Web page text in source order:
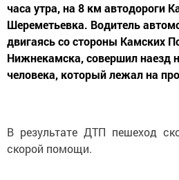
часа утра, на 8 км автодороги
Шереметьевка. Водитель
двигаясь со стороны Камских
Нижнекамска, совершил наезд
человека, который лежал на
В результате ДТП пешеход
скорой помощи.